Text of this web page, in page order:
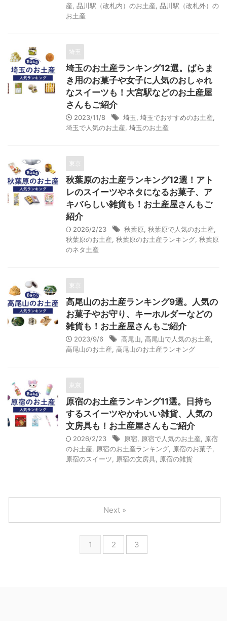
産 品川駅（改札内）のお土産 品川駅（改札外）の
お土産
埼玉
埼玉のお土産ランキング12選。ばらま
き用のお菓子や女子に人気のおしゃれ
なスイーツも！大宮駅などのお土産屋
さんもご紹介
2023/11/8 埼玉 埼玉でおすすめのお土産
埼玉で人気のお土産 埼玉のお土産
東京
秋葉原のお土産ランキング12選！アト
レのスイーツやネタになるお菓子、ア
キバらしい雑貨も！お土産屋さんもご
紹介
2026/2/23 秋葉原 秋葉原で人気のお土産
秋葉原のお土産 秋葉原のお土産ランキング 秋葉原
のネタ土産
東京
高尾山のお土産ランキング9選。人気の
お菓子やお守り、キーホルダーなどの
雑貨も！お土産屋さんもご紹介
2023/9/6 高尾山 高尾山で人気のお土産
高尾山のお土産 高尾山のお土産ランキング
東京
原宿のお土産ランキング11選。日持ち
するスイーツやかわいい雑貨、人気の
文房具も！お土産屋さんもご紹介
2026/2/23 原宿 原宿で人気のお土産
原宿
のお土産
原宿のお土産ランキング 原宿のお菓子
原宿のスイーツ
原宿の文房具 原宿の雑貨
1 2 3
Next »